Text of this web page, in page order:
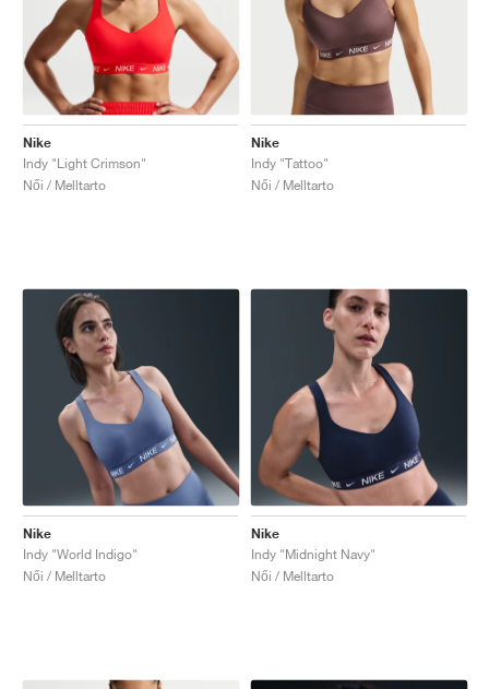
Nike
Indy "Light Crimson"
Női / Melltarto
Nike
Indy "Tattoo"
Női / Melltarto
Nike
Indy "World Indigo"
Női / Melltarto
Nike
Indy "Midnight Navy"
Női / Melltarto